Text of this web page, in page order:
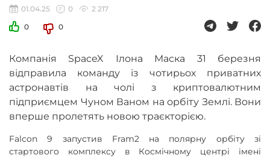
01.04.25 0
2 217
0
0
Компанія SpaceX Ілона Маска 31 березня
відправила команду із чотирьох приватних
астронавтів на чолі з криптовалютним
підприємцем Чуном Ваном на орбіту Землі. Вони
вперше пролетять новою траєкторією.
Falcon 9 запустив Fram2 на полярну орбіту зі
стартового комплексу в Космічному центрі імені